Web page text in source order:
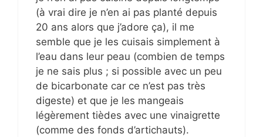
(à vrai dire je n’en ai pas planté depuis
20 ans alors que j’adore ça), il me
semble que je les cuisais simplement à
l’eau dans leur peau (combien de temps
je ne sais plus ; si possible avec un peu
de bicarbonate car ce n’est pas très
digeste) et que je les mangeais
légèrement tièdes avec une vinaigrette
(comme des fonds d’artichauts).